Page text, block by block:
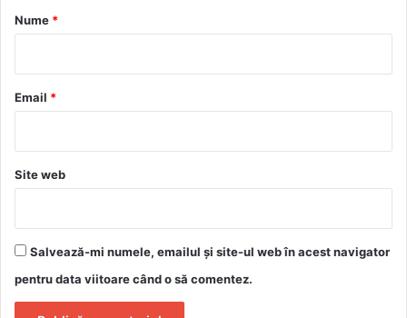
r
*
Nume *
Email *
Site web
Salvează-mi numele, emailul și site-ul web în acest navigator
pentru data viitoare când o să comentez.